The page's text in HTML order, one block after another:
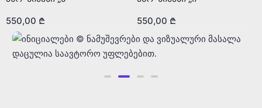
550,00 ₾
550,00 ₾